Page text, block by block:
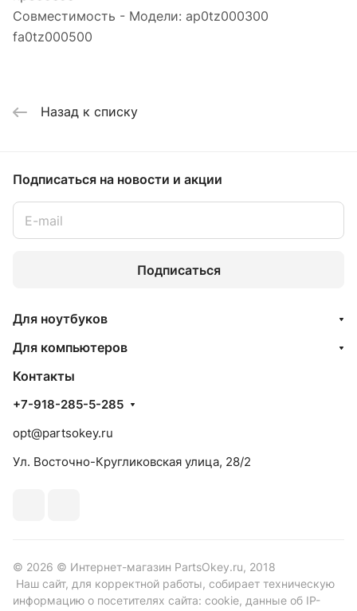
Совместимость - Модели: ap0tz000300
fa0tz000500
Назад к списку
Подписаться на новости и акции
Подписаться
Для ноутбуков
Для компьютеров
Контакты
+7-918-285-5-285
opt@partsokey.ru
Ул. Восточно-Кругликовская улица, 28/2
© 2026 © Интернет-магазин PartsOkey.ru, 2018
Наш сайт, для корректной работы, собирает техническую
информацию о посетителях сайта: cookie, данные об IP-